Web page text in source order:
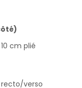
cm plié
verso